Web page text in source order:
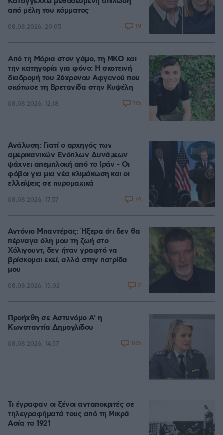
από μέλη του κόμματος
08.08.2026, 20:05 19
Από τη Μόρια στον γάμο, τη ΜΚΟ και
την κατηγορία για φόνο: Η σκοτεινή
διαδρομή του 26χρονου Αφγανού που
σκότωσε τη Βρετανίδα στην Κυψέλη
08.08.2026, 12:18 115
Ανάλυση: Γιατί ο αρχηγός των
αμερικανικών Ενόπλων Δυνάμεων
ψάχνει απεμπλοκή από το Ιράν - Οι
φόβοι για μια νέα κλιμάκωση και οι
ελλείψεις σε πυρομαχικά
08.08.2026, 17:57 74
Αντόνιο Μπαντέρας: Ήξερα ότι δεν θα
πέρναγα όλη μου τη ζωή στο
Χόλιγουντ, δεν ήταν γραφτό να
βρίσκομαι εκεί, αλλά στην πατρίδα
μου
08.08.2026, 15:02 2
Προήχθη σε Αστυνόμο Α' η
Κωνσταντία Δημογλίδου
08.08.2026, 14:57 105
Τι έγραφαν οι ξένοι ανταποκριτές σε
τηλεγραφήματά τους από τη Μικρά
Ασία το 1921